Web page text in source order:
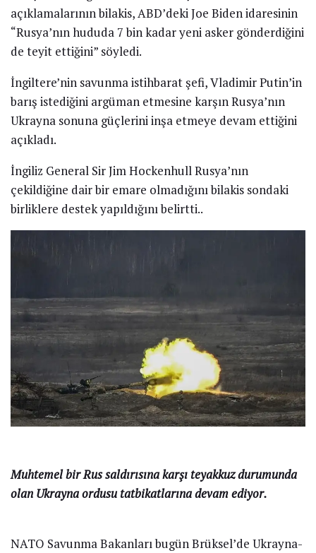
Oylamasına İştirak
21 OCAK 2026
Krizde yeni perde! Rus
basını duyurdu: 4 bölgeye
by Spor Haber 17 Şubat 2022
153